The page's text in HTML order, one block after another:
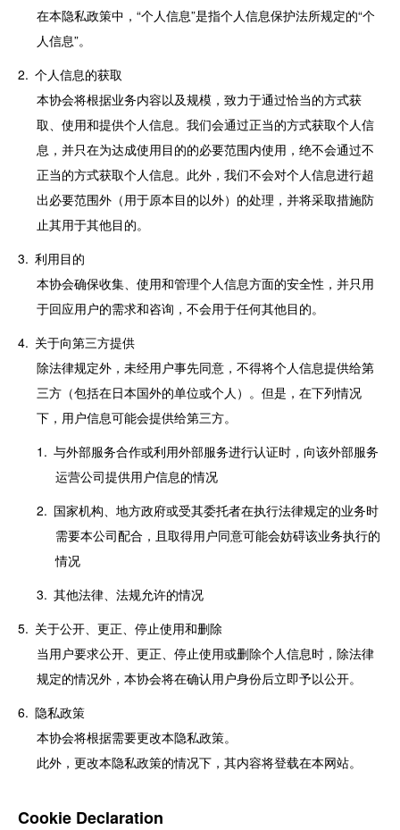
在本隐私政策中，“个人信息”是指个人信息保护法所规定的“个
人信息”。
个人信息的获取
本协会将根据业务内容以及规模，致力于通过恰当的方式获
取、使用和提供个人信息。我们会通过正当的方式获取个人信
息，并只在为达成使用目的的必要范围内使用，绝不会通过不
正当的方式获取个人信息。此外，我们不会对个人信息进行超
出必要范围外（用于原本目的以外）的处理，并将采取措施防
止其用于其他目的。
利用目的
本协会确保收集、使用和管理个人信息方面的安全性，并只用
于回应用户的需求和咨询，不会用于任何其他目的。
关于向第三方提供
除法律规定外，未经用户事先同意，不得将个人信息提供给第
三方（包括在日本国外的单位或个人）。但是，在下列情况
下，用户信息可能会提供给第三方。
与外部服务合作或利用外部服务进行认证时，向该外部服务
运营公司提供用户信息的情况
国家机构、地方政府或受其委托者在执行法律规定的业务时
需要本公司配合，且取得用户同意可能会妨碍该业务执行的
情况
其他法律、法规允许的情况
关于公开、更正、停止使用和删除
当用户要求公开、更正、停止使用或删除个人信息时，除法律
规定的情况外，本协会将在确认用户身份后立即予以公开。
隐私政策
本协会将根据需要更改本隐私政策。
此外，更改本隐私政策的情况下，其内容将登载在本网站。
Cookie Declaration